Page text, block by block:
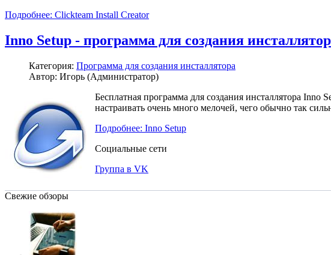
Подробнее: Clickteam Install Creator
Inno Setup - программа для создания
Категория: Программа для создания инсталлятора
Автор: Игорь (Администратор)
Бесплатная программа для создания инсталлятора
настраивать очень много мелочей, чего обычно так
Подробнее: Inno Setup
Социальные сети
Группа в VK
Свежие обзоры